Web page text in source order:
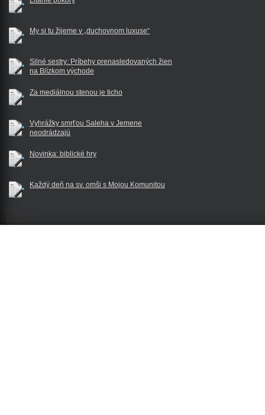
My si tu žijeme v „duchovnom luxuse“
Silné sestry: Príbehy prenasledovaných žien
na Blízkom východe
Za mediálnou stenou je ticho
Vyhrážky smrťou Saleha v Jemene
neodrádzajú
Novinka: biblické hry
Každý deň na sv. omši s Mojou Komunitou